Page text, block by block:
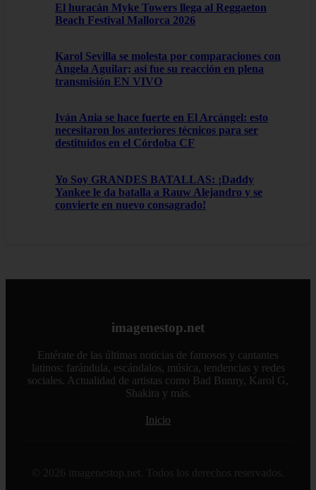
El huracán Myke Towers llega al Reggaeton
Beach Festival Mallorca 2026
Karol Sevilla se molesta por comparaciones con
Ángela Aguilar; así fue su reacción en plena
transmisión EN VIVO
Iván Ania se hace fuerte en El Arcángel: esto
necesitaron los anteriores técnicos para ser
destituidos en el Córdoba CF
Yo Soy GRANDES BATALLAS: ¡Daddy
Yankee le da batalla a Rauw Alejandro y se
convierte en nuevo consagrado!
imagenestop.net
Entérate de las últimas noticias de famosos y cantantes
latinos: farándula, escándalos, música, tendencias y redes
sociales. Actualidad de artistas como Bad Bunny, Karol G,
Shakira y más.
Inicio
© 2026 imagenestop.net. Todos los derechos reservados.